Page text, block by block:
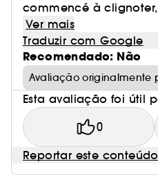
commencé à
Ver mais
Traduzir com Google
Recomendado: Não
Avaliação originalmente
Esta avaliação foi útil
0
Reportar este conteúdo